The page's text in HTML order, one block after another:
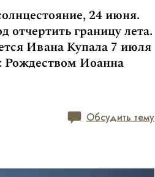
24 июня.
границу лета.
Ивана Купала 7 июля
Рождеством Иоанна
Обсудить тему